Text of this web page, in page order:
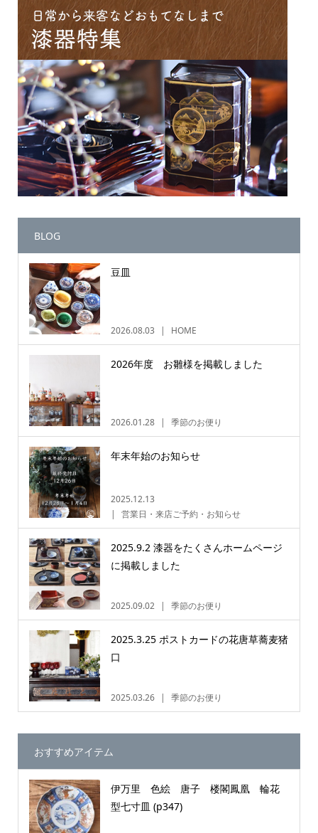
BLOG
豆皿
2026.08.03 HOME
2026年度 お雛様を掲載しました
2026.01.28 季節のお便り
年末年始のお知らせ
2025.12.13
営業日・来店ご予約・お知らせ
2025.9.2 漆器をたくさんホームページ
に掲載しました
2025.09.02 季節のお便り
2025.3.25 ポストカードの花唐草蕎麦猪
口
2025.03.26 季節のお便り
おすすめアイテム
伊万里 色絵 唐子 楼閣鳳凰 輪花
型七寸皿 (p347)